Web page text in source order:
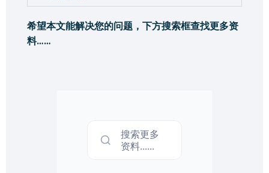
希望本文能解决您的问题，下方搜索框查找更多资
料……
搜索更多
资料......